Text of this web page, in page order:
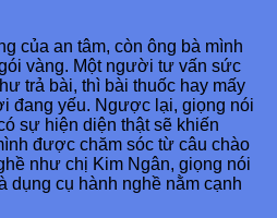
của an tâm, còn ông bà mình
vàng. Một người tư vấn sức
trả bài, thì bài thuốc hay mấy
đang yếu. Ngược lại, giọng nói
sự hiện diện thật sẽ khiến
được chăm sóc từ câu chào
như chị Kim Ngân, giọng nói
dụng cụ hành nghề nằm cạnh